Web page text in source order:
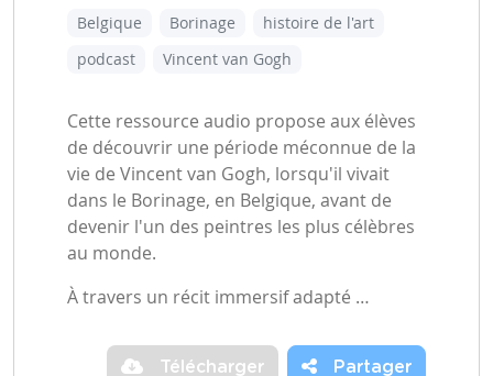
Belgique Borinage
histoire de l'art
podcast
Vincent van Gogh
Cette ressource audio propose aux élèves
de découvrir une période méconnue de la
vie de Vincent van Gogh, lorsqu'il vivait
dans le Borinage, en Belgique, avant de
devenir l'un des peintres les plus célèbres
au monde.
À travers un récit immersif adapté …
Télécharger Partager